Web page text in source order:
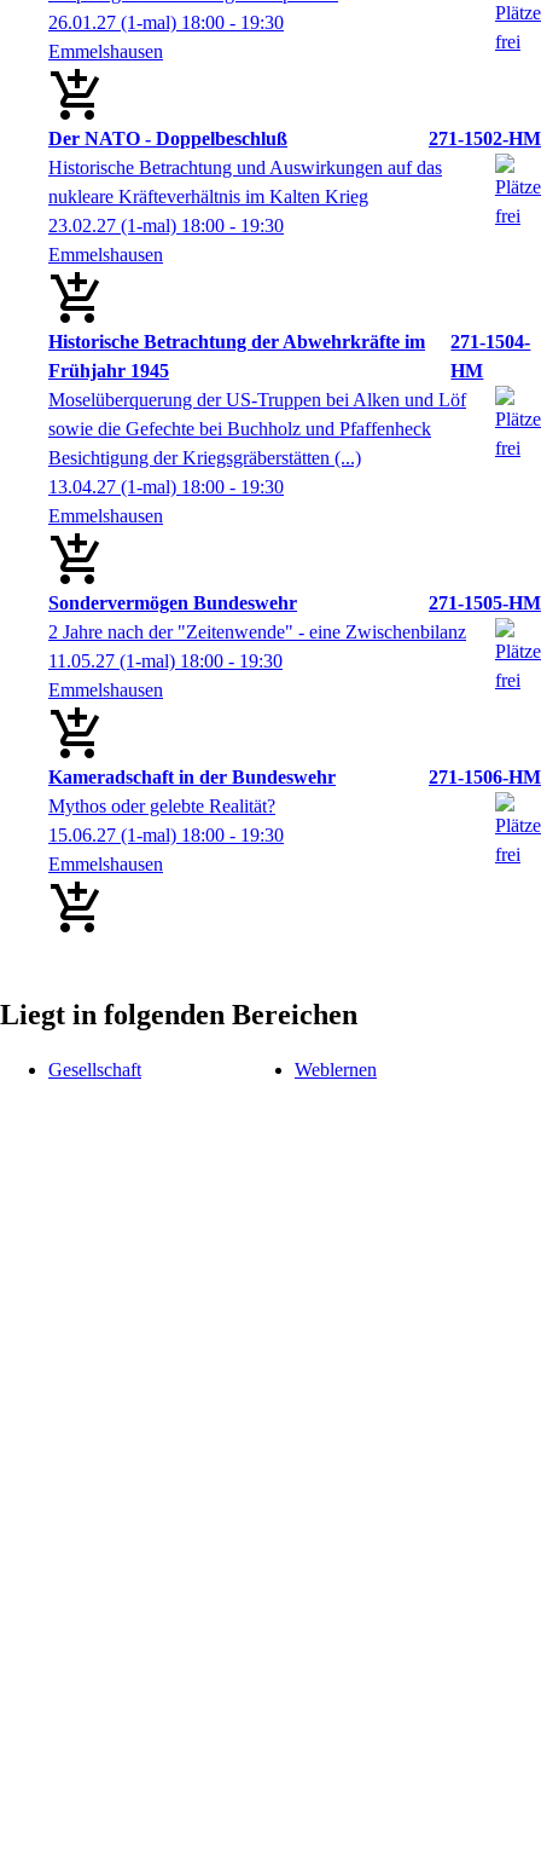
26.01.27 (1-mal) 18:00 - 19:30
Emmelshausen
Der NATO - Doppelbeschluß
271-1502-HM
Historische Betrachtung und Auswirkungen auf das
nukleare Kräfteverhältnis im Kalten Krieg
23.02.27 (1-mal) 18:00 - 19:30
Emmelshausen
Historische Betrachtung der Abwehrkräfte im
Frühjahr 1945
271-1504-
HM
Moselüberquerung der US-Truppen bei Alken und Löf
sowie die Gefechte bei Buchholz und Pfaffenheck
Besichtigung der Kriegsgräberstätten (...)
13.04.27 (1-mal) 18:00 - 19:30
Emmelshausen
Sondervermögen Bundeswehr
271-1505-HM
2 Jahre nach der "Zeitenwende" - eine Zwischenbilanz
11.05.27 (1-mal) 18:00 - 19:30
Emmelshausen
Kameradschaft in der Bundeswehr
271-1506-HM
Mythos oder gelebte Realität?
15.06.27 (1-mal) 18:00 - 19:30
Emmelshausen
Liegt in folgenden Bereichen
Gesellschaft Weblernen